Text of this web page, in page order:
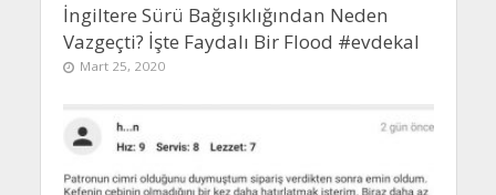
İngiltere Sürü Bağışıklığından Neden
Vazgeçti? İşte Faydalı Bir Flood #evdekal
Mart 25, 2020